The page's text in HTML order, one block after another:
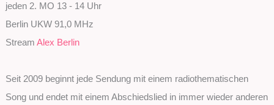
jeden 2. MO 13 - 14 Uhr
Berlin UKW 91,0 MHz
StreamAlex Berlin
Seit 2009 beginnt jede Sendung mit einem radiothematischen
Song und endet mit einem Abschiedslied in immer wieder anderen